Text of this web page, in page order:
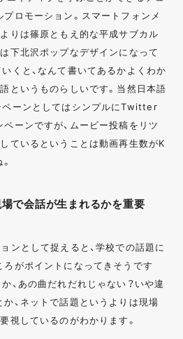
ロモーション。スマートフォンメ
りは篠原ともえ的な平成サブカル
下北沢ポップなデザインになって
くと、なんて書いてあるかよくわか
というものらしいです。当然日本語
ペーンとしてはシンプルにTwitter
ーンですが、ムービー投稿をリツ
ているということは動画再生数がK
場で会話が生まれるかを重要
ンとして捉えると、学校での話題に
ろがポイントになってきそうです
、あの曲だれだれじゃない？いや違
、ネットで話題というよりは現場
視しているのがわかります。